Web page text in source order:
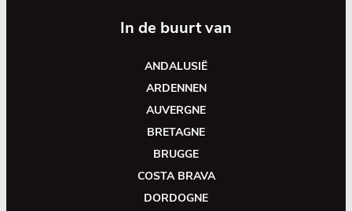
In de buurt van
ANDALUSIË
ARDENNEN
AUVERGNE
BRETAGNE
BRUGGE
COSTA BRAVA
DORDOGNE